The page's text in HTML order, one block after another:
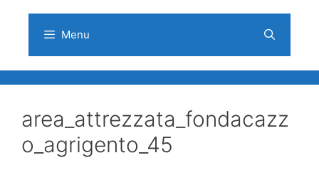
Menu
area_attrezzata_fondacazz
o_agrigento_45